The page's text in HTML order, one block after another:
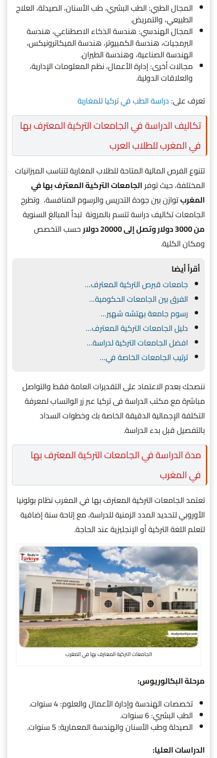
المجال الطبي: الطب البشري، طب الأسنان، الصيدلة، العلاج
الطبيعي، والتمريض.
المجال الهندسي: هندسة الذكاء الاصطناعي، هندسة
البرمجيات، هندسة الكمبيوتر، هندسة الميكاترونيكس،
الهندسة الصناعية، وهندسة الطيران.
مجالات أخرى: إدارة الأعمال، نظم المعلومات الإدارية،
والعلاقات الدولية.
تعرف على: دراسة الطب في تركيا للمغاربة
تكاليف الدراسة في الجامعات التركية المعترف بها
في المغرب للطلاب العرب
تتنوع الفرص المالية المتاحة للطلاب المغاربة لتناسب الميزانيات
المختلفة، حيث توفرالجامعات التركية المعترف بها في
المغربتوازن بين جودة التدريس والرسوم المنافسة، وتطرح
الجامعات تكاليف دراسة تتسم بالمرونة تبدأ المبالغ السنوية
من 3000 دولار وتصل إلى 20000 دولار
حسب التخصص
ومكان الكلية.
أقرأ أيضا
جامعات قبرص التركية المعترف…
الفرق بين الجامعات الحكومية…
رسوم جامعة بهتشه شهير…
دليل الجامعات التركية المعترف…
افضل الجامعات التركية لدراسة…
ترتيب الجامعات الخاصة في…
ننصحك بعدم الاعتماد على التقديرات العامة فقط والتواصل
مباشرة مع مكتب الدراسة فى تركيا عبر زر الواتساب لمعرفة
التكلفة الإجمالية الدقيقة الخاصة بك وخطوات السداد
بالتفصيل قبل بدء الدراسة.
مدة الدراسة في الجامعات التركية المعترف بها
في المغرب
تعتمد الجامعات التركية المعترف بها في المغرب نظام بولونيا
الأوروبي لتحديد المدد الزمنية للدراسة، مع إتاحة سنة إضافية
لتعلم اللغة التركية أو الإنجليزية عند الحاجة.
الجامعات التركية المعترف بها في المغرب
مرحلة البكالوريوس:
تخصصات الهندسة وإدارة الأعمال والعلوم: 4 سنوات.
الطب البشري: 6 سنوات.
الصيدلة وطب الأسنان والهندسة المعمارية: 5 سنوات.
الدراسات العليا: